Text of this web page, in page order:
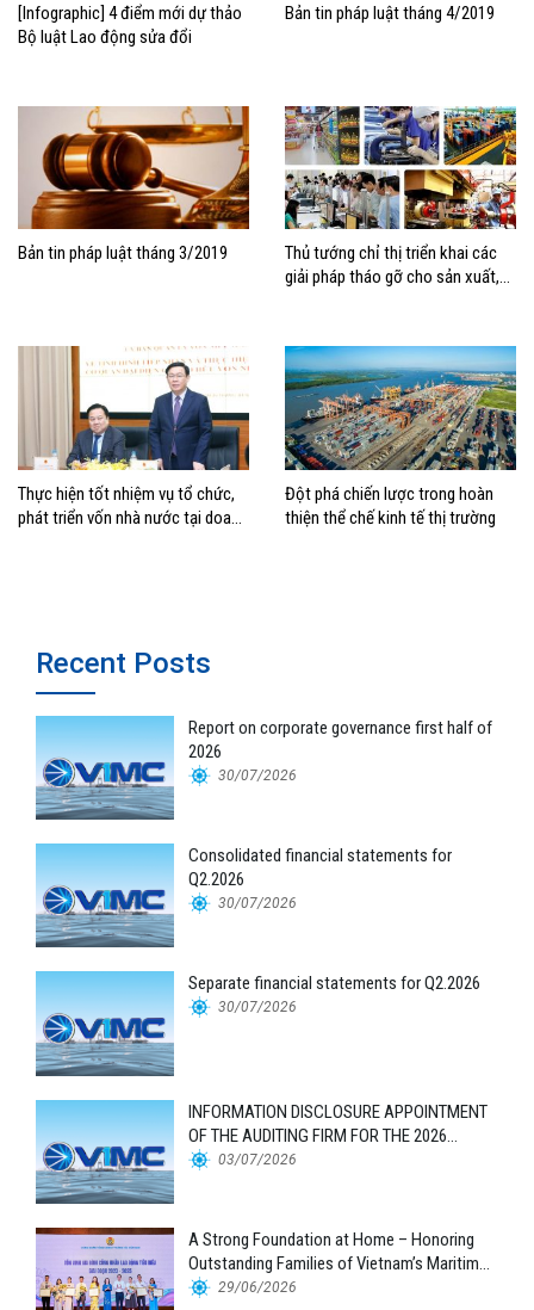
[Infographic] 4 điểm mới dự thảo
Bộ luật Lao động sửa đổi
Bản tin pháp luật tháng 4/2019
Bản tin pháp luật tháng 3/2019
Thủ tướng chỉ thị triển khai các
giải pháp tháo gỡ cho sản xuất,
Thực hiện tốt nhiệm vụ tổ chức,
phát triển vốn nhà nước tại doanh
Đột phá chiến lược trong hoàn
thiện thể chế kinh tế thị trường
Recent Posts
Report on corporate governance first half of
2026
30/07/2026
Consolidated financial statements for
Q2.2026
30/07/2026
Separate financial statements for Q2.2026
30/07/2026
INFORMATION DISCLOSURE APPOINTMENT
OF THE AUDITING FIRM FOR THE 2026
FINANCIAL STATEMENTS
03/07/2026
A Strong Foundation at Home – Honoring
Outstanding Families of Vietnam’s Maritime
Workforce
29/06/2026